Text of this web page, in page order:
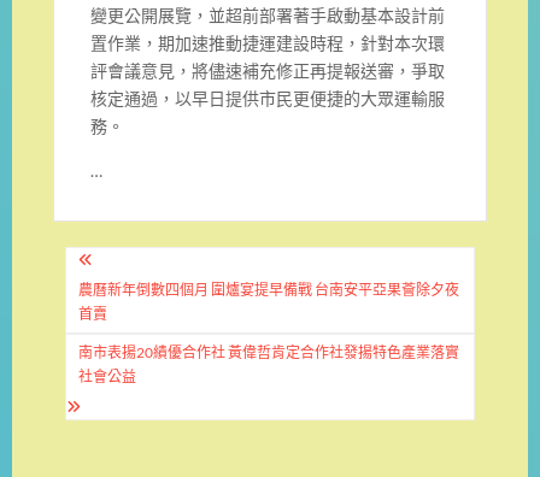
變更公開展覽， 並超前部署著手啟動基本設計前
置作業，期加速推動捷運建設時程， 針對本次環
評會議意見，將儘速補充修正再提報送審， 爭取
核定通過，以早日提供市民更便捷的大眾運輸服
務。
…
文
章
導
覽
農曆新年倒數四個月 圍爐宴提早備戰 台南安平亞果薈除夕夜
首賣
南市表揚20績優合作社 黃偉哲肯定合作社發揚特色產業落實
社會公益